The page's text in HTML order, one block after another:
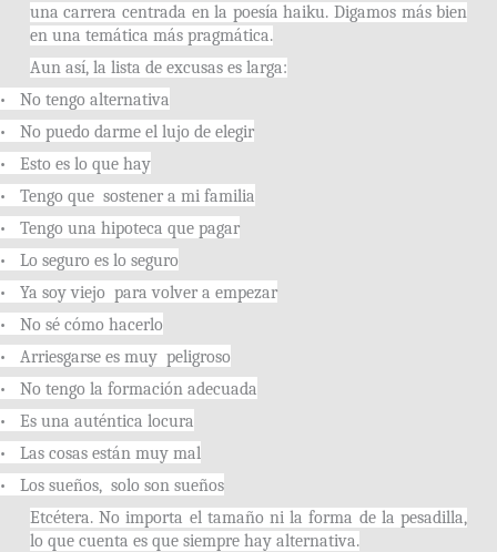
una carrera centrada en la poesía haiku. Digamos más bien
en una temática más pragmática.
Aun así, la lista de excusas es larga:
•
No tengo alternativa
•
No puedo darme el lujo de elegir
•
Esto es lo que hay
•
Tengo que sostener a mi familia
•
Tengo una hipoteca que pagar
•
Lo seguro es lo seguro
•
Ya soy viejo para volver a empezar
•
No sé cómo hacerlo
•
Arriesgarse es muy peligroso
•
No tengo la formación adecuada
•
Es una auténtica locura
•
Las cosas están muy mal
•
Los sueños, solo son sueños
Etcétera. No importa el tamaño ni la forma de la pesadilla,
lo que cuenta es que siempre hay alternativa.